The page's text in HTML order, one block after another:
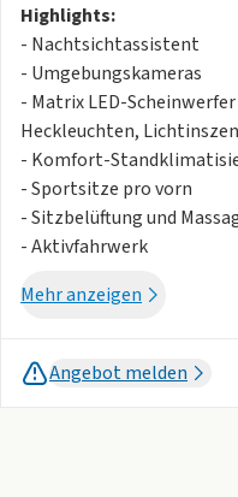
Highlights:
- Nachtsichtassistent
- Umgebungskameras
- Matrix LED-
Heckleuchten,
- Komfort-
- Sportsitze pro vorn
- Sitzbelüftung und
- Aktivfahrwerk
- Allradlenkung mit
- Panorama-Glasdach
- Audi virtual cockpit plus
Mehr anzeigen
Angebot melden